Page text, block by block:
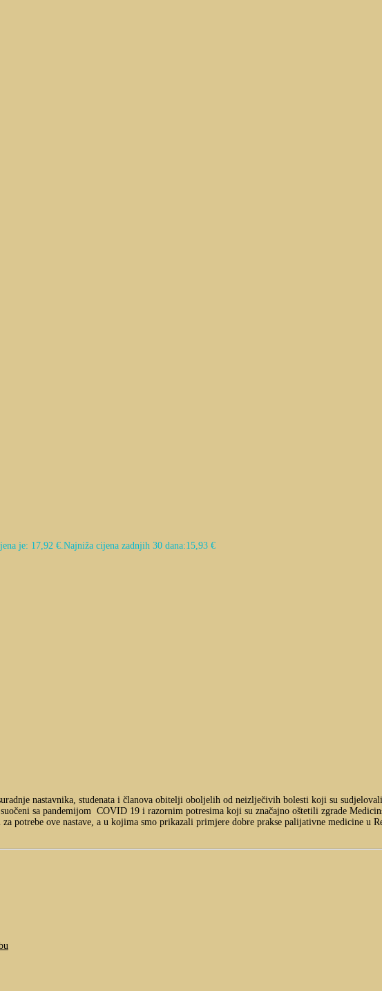
je: 17,92 €.Najniža cijena zadnjih 30 dana:15,93 €
nastavnika, studenata i članova obitelji oboljelih od neizlječivih bolesti koji su
sa pandemijom COVID 19 i razornim potresima koji su značajno oštetili zgrade
potrebe ove nastave, a u kojima smo prikazali primjere dobre prakse palijativne medicine